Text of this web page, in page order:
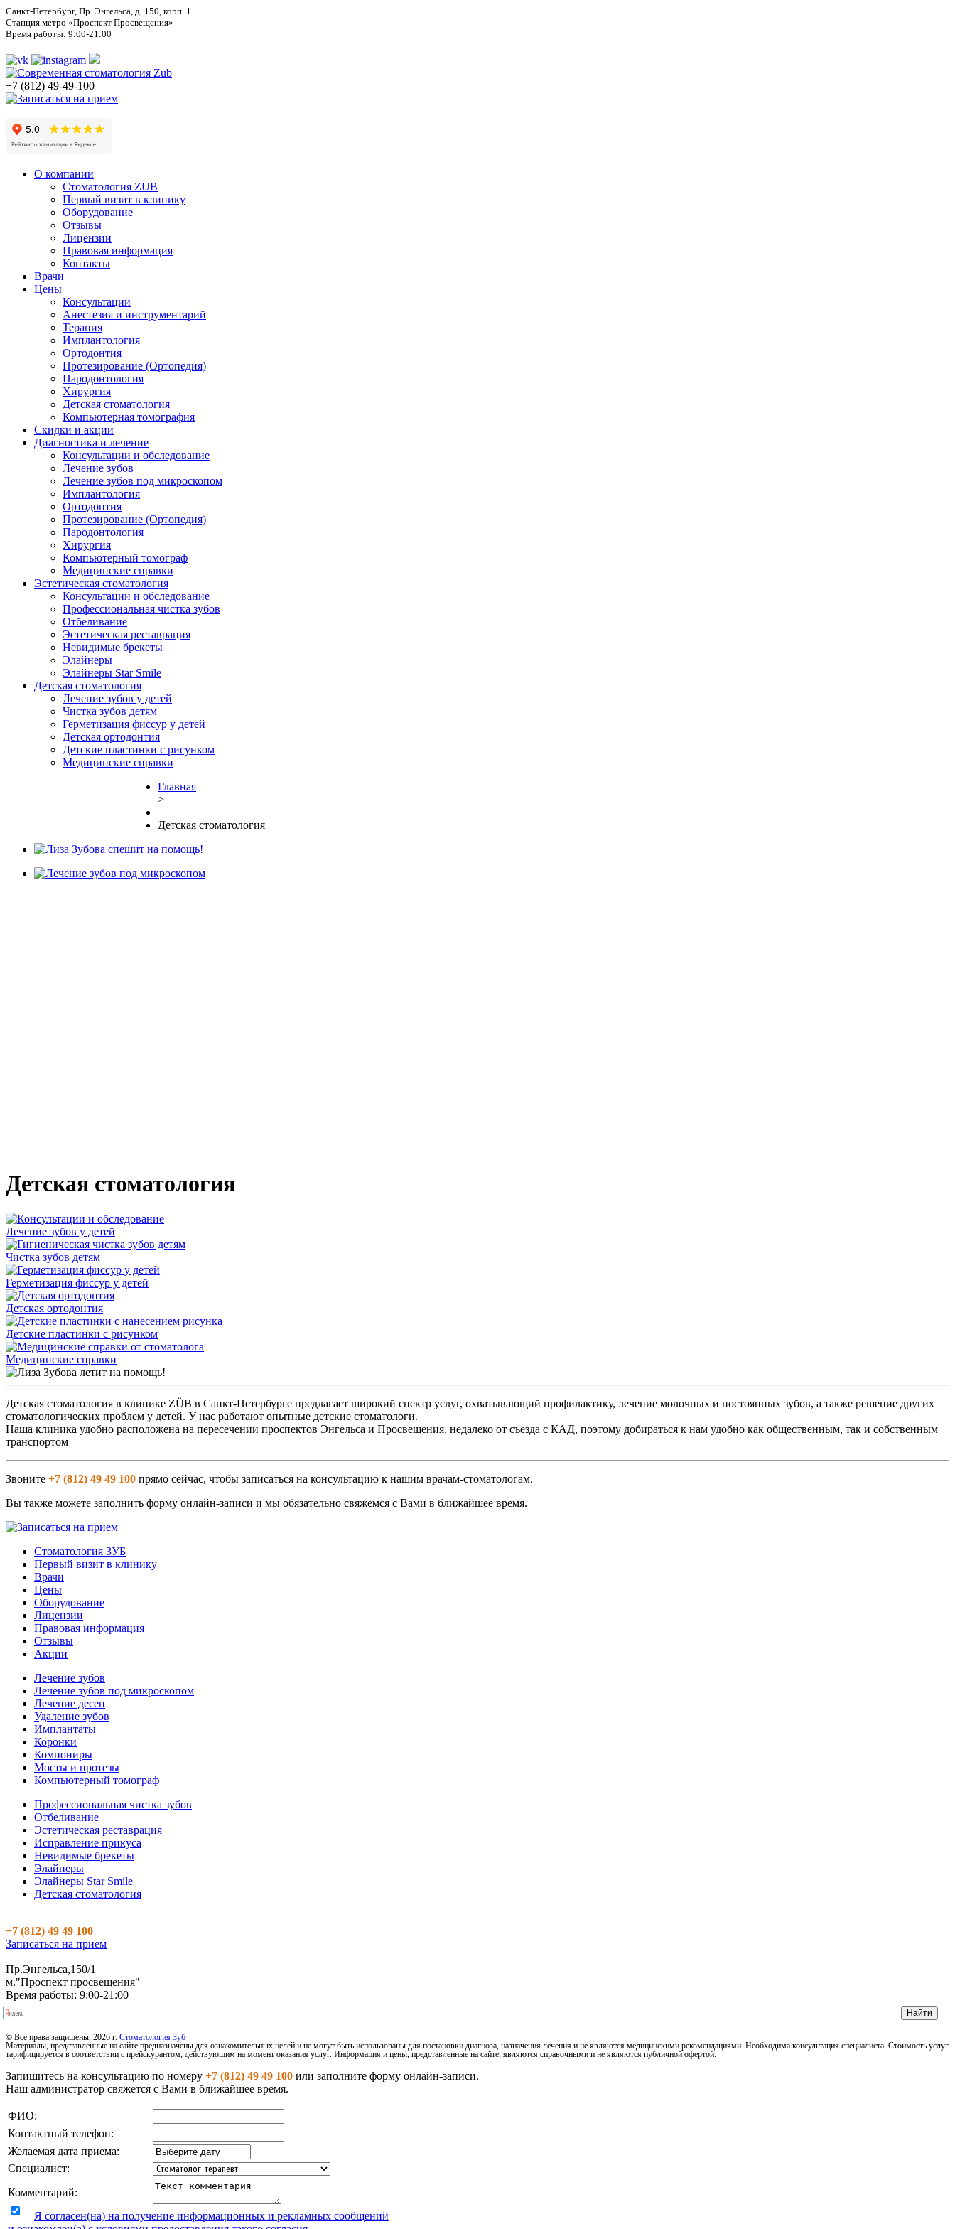
Санкт-Петербург, Пр. Энгельса, д. 150, корп. 1
Станция метро «Проспект Просвещения»
Время работы: 9:00-21:00
+7 (812) 49-49-100
О компании
Стоматология ZUB
Первый визит в клинику
Оборудование
Отзывы
Лицензии
Правовая информация
Контакты
Врачи
Цены
Консультации
Анестезия и инструментарий
Терапия
Имплантология
Ортодонтия
Протезирование (Ортопедия)
Пародонтология
Хирургия
Детская стоматология
Компьютерная томография
Скидки и акции
Диагностика и лечение
Консультации и обследование
Лечение зубов
Лечение зубов под микроскопом
Имплантология
Ортодонтия
Протезирование (Ортопедия)
Пародонтология
Хирургия
Компьютерный томограф
Медицинские справки
Эстетическая стоматология
Консультации и обследование
Профессиональная чистка зубов
Отбеливание
Эстетическая реставрация
Невидимые брекеты
Элайнеры
Элайнеры Star Smile
Детская стоматология
Лечение зубов у детей
Чистка зубов детям
Герметизация фиссур у детей
Детская ортодонтия
Детские пластинки с рисунком
Медицинские справки
Главная
>
Детская стоматология
Детская стоматология
Лечение зубов у детей
Чистка зубов детям
Герметизация фиссур у детей
Детская ортодонтия
Детские пластинки с рисунком
Медицинские справки
Детская стоматология в клинике ZÜB в Санкт-Петербурге предлагает широкий спектр услуг, охватывающий профилактику, лечение молочных и постоянных зубов, а также решение других
стоматологических проблем у детей. У нас работают опытные детские стоматологи.
Наша клиника удобно расположена на пересечении проспектов Энгельса и Просвещения, недалеко от съезда с КАД, поэтому добираться к нам удобно как общественным, так и собственным
транспортом
Звоните +7 (812) 49 49 100 прямо сейчас, чтобы записаться на консультацию к нашим врачам-стоматологам.
Вы также можете заполнить форму онлайн-записи и мы обязательно свяжемся с Вами в ближайшее время.
Стоматология ЗУБ
Первый визит в клинику
Врачи
Цены
Оборудование
Лицензии
Правовая информация
Отзывы
Акции
Лечение зубов
Лечение зубов под микроскопом
Лечение десен
Удаление зубов
Имплантаты
Коронки
Компониры
Мосты и протезы
Компьютерный томограф
Профессиональная чистка зубов
Отбеливание
Эстетическая реставрация
Исправление прикуса
Невидимые брекеты
Элайнеры
Элайнеры Star Smile
Детская стоматология
+7 (812) 49 49 100
Записаться на прием
Пр.Энгельса,150/1
м."Проспект просвещения"
Время работы: 9:00-21:00
© Все права защищены, 2026 г. Стоматология Зуб
Материалы, представленные на сайте предназначены для ознакомительных целей и не могут быть использованы для постановки диагноза, назначения лечения и не являются медицинскими рекомендациями. Необходима консультация специалиста. Стоимость услуг
тарифицируется в соответствии с прейскурантом, действующим на момент оказания услуг. Информация и цены, представленные на сайте, являются справочными и не являются публичной офертой.
Запишитесь на консультацию по номеру +7 (812) 49 49 100 или заполните форму онлайн-записи.
Наш администратор свяжется с Вами в ближайшее время.
ФИО:
Контактный телефон:
Желаемая дата приема:
Специалист:
Комментарий:
Я согласен(на) на получение информационных и рекламных сообщений